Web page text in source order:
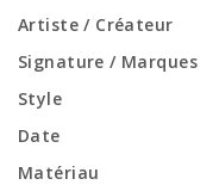
Artiste / Créateur
Signature / Marques
Style
Date
Matériau